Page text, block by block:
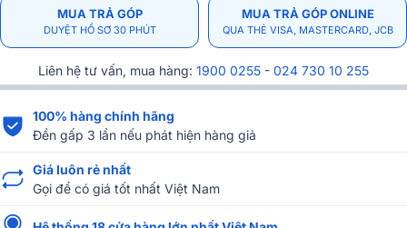
MUA TRẢ GÓP
DUYỆT HỒ SƠ 30 PHÚT
MUA TRẢ GÓP ONLINE
QUA THẺ VISA, MASTERCARD, JCB
Liên hệ tư vấn, mua hàng: 1900 0255 - 024 730 10 255
100% hàng chính hãng
Đền gấp 3 lần nếu phát hiện hàng giả
Giá luôn rẻ nhất
Gọi để có giá tốt nhất Việt Nam